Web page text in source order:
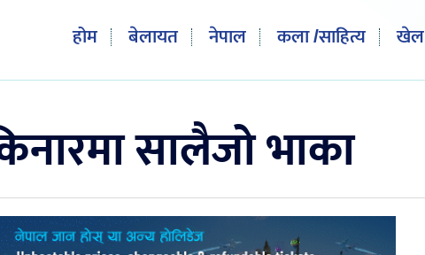
होम बेलायत नेपाल कला /साहित्य खेल
सालैजो भाका